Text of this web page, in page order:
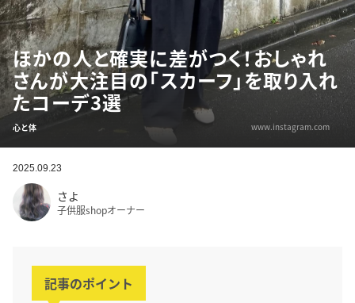
ほかの人と確実に差がつく！おしゃれ
さんが大注目の「スカーフ」を取り入れ
たコーデ3選
心と体 www.instagram.com
2025.09.23
さよ
子供服shopオーナー
記事のポイント